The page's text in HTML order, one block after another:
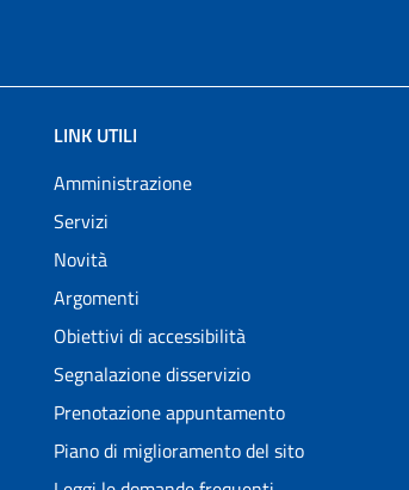
LINK UTILI
Amministrazione
Servizi
Novità
Argomenti
Obiettivi di accessibilità
Segnalazione disservizio
Prenotazione appuntamento
Piano di miglioramento del sito